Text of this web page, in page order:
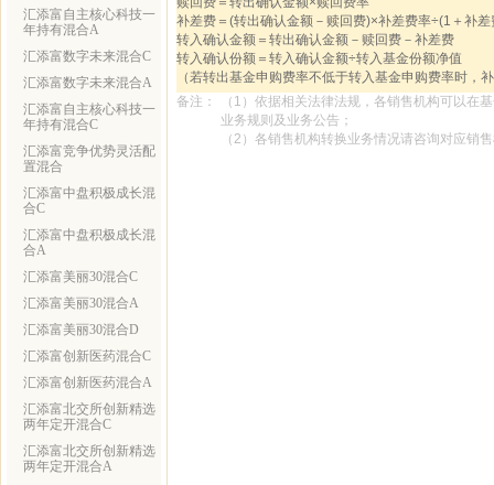
汇添富自主核心科技一
年持有混合A
汇添富数字未来混合C
汇添富数字未来混合A
汇添富自主核心科技一
年持有混合C
汇添富竞争优势灵活配
置混合
汇添富中盘积极成长混
合C
汇添富中盘积极成长混
合A
汇添富美丽30混合C
汇添富美丽30混合A
汇添富美丽30混合D
汇添富创新医药混合C
汇添富创新医药混合A
汇添富北交所创新精选
两年定开混合C
汇添富北交所创新精选
两年定开混合A
补差费＝(转出确认金额－赎回费)×补差费率÷(1＋补差
转入确认金额＝转出确认金额－赎回费－补差费
转入确认份额＝转入确认金额÷转入基金份额净值
（若转出基金申购费率不低于转入基金申购费率时，
备注：
（1）依据相关法律法规，各销售机构可以在
业务规则及业务公告；
（2）各销售机构转换业务情况请咨询对应销